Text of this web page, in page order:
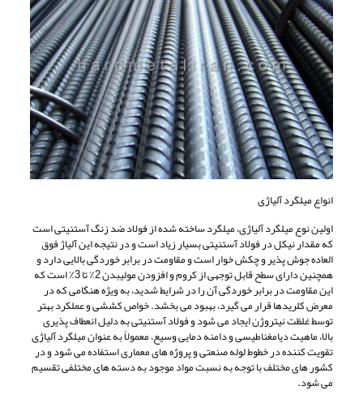
انواع میلگرد آلیاژی
اولین نوع میلگرد آلیاژی، میلگرد ساخته شده از فولاد ضد زنگ آستنیتی است
که مقدار نیکل در فولاد آستنیتی بسیار زیاد است و در نتیجه این آلیاژ فوق
العاده جوش پذیر و چکش خوار است و مقاومت در برابر خوردگی بالایی دارد و
همچنین دارای سطح قابل توجهی از کروم و افزودن مولیبدن 2٪ تا 3٪ است که
این مقاومت در برابر خوردگی آن را در شرایط شدید، به ویژه هنگامی که در
معرض کلریدها قرار می گیرد، بهبود می بخشد. خواص کششی و عملکرد بهتر
توسط غلظت نیتروژن ایجاد می شود و فولاد آستنیتی به دلیل انعطاف پذیری
بالا، ماهیت دیامغناطیسی و دامنه دمایی وسیع، معمولاً به عنوان میلگرد آلیاژی
تقویت کننده در خطوط لوله صنعتی و پروژه های معماری استفاده می شود و در
کشور های مختلف با توجه به نسبت مواد موجود به دسته های مختلفی تقسیم
می شود.